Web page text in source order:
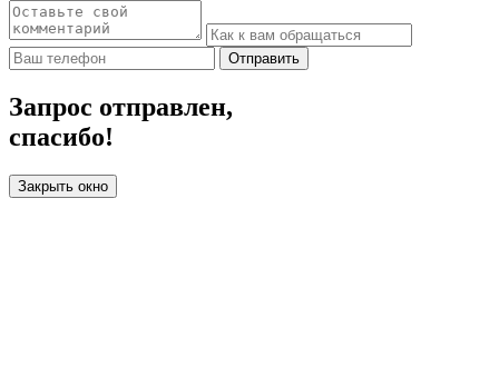
Отправить
Запрос отправлен,
спасибо!
Закрыть окно